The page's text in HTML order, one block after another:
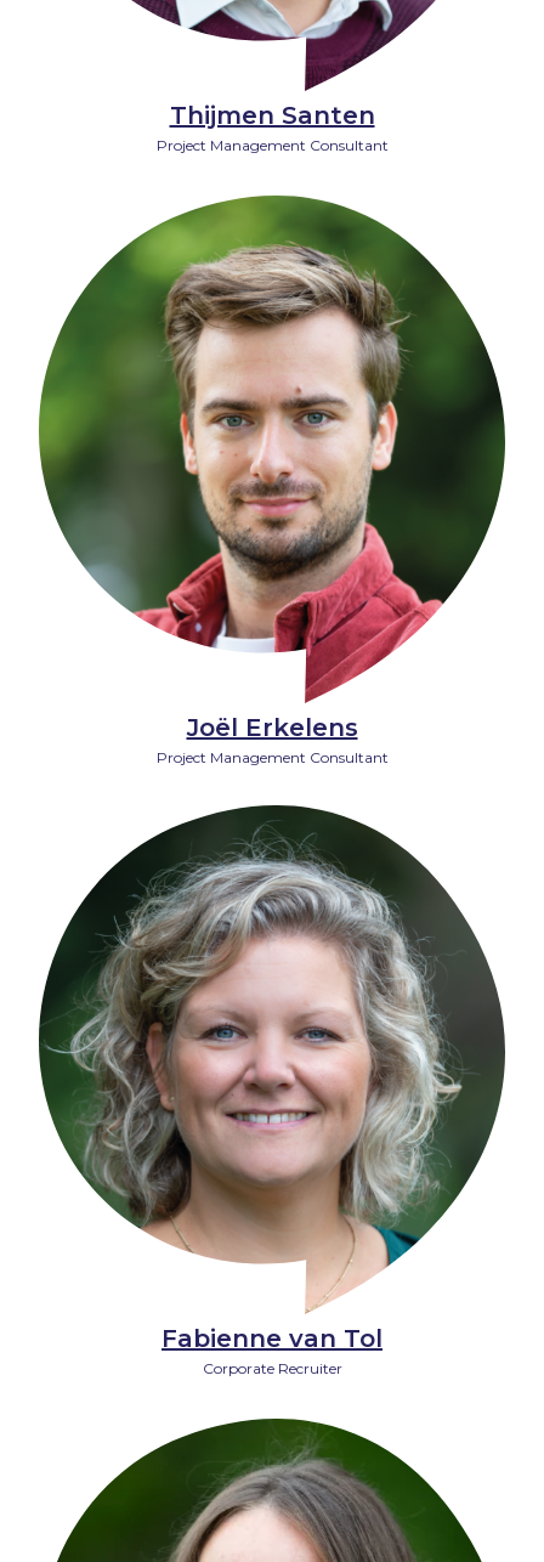
Thijmen Santen
Project Management Consultant
Joël Erkelens
Project Management Consultant
Fabienne van Tol
Corporate Recruiter